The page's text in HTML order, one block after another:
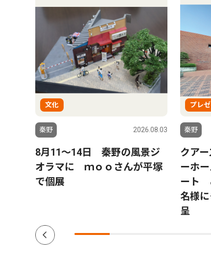
文化
秦野 2026.08.03
8月11〜14日 秦野の風景ジ
オラマに ｍｏｏさんが平塚
で個展
プレ
秦野
クア
ーホ
ート
名様
呈